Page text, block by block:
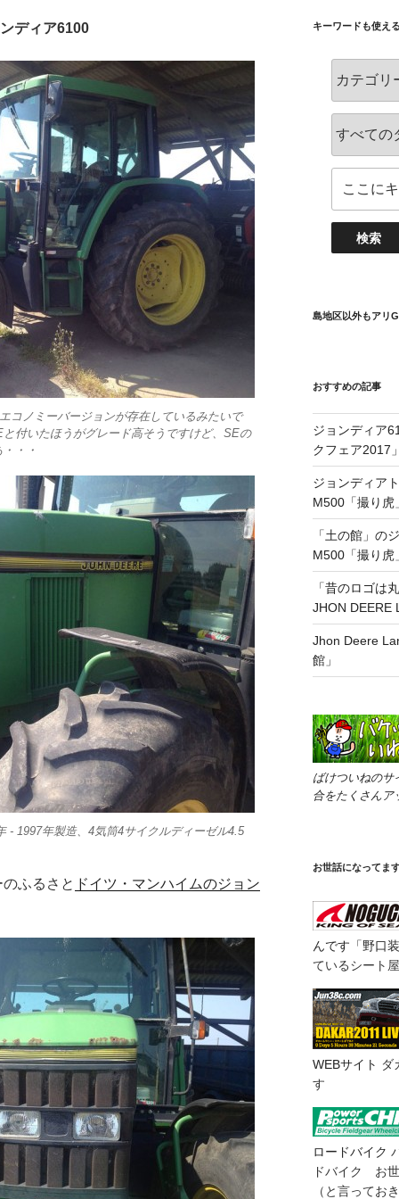
ディア6100
コノミーバージョンが存在しているみたいで
付いたほうがグレード高そうですけど、SEの
・・
- 1997年製造、4気筒4サイクルディーゼル4.5
ふるさと ドイツ・マンハイムのジョン
キーワードも使え
島地区以外もアリ
おすすめの記事
ジョンディア
クフェア2017
ジョンディア
M500「撮り虎
「土の館」の
M500「撮り虎
「昔のロゴは
JHON DEERE
Jhon Deere
館」
ばけついねのサ
合をたくさんア
お世話になってま
んです「野口
ているシート
WEBサイト ダ
す
ロードバイク
ドバイク お
（と言ってお